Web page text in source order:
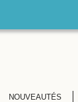
NOUVEAUTÉS